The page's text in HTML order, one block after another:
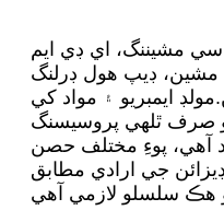
مشيننگ، اي ڊي ايم
مشين، ڊيپ هول ڊرلنگ
ايمبريو ۽ مواد کي
صرف ٿلهي پروسيسنگ
آهي، پوءِ مختلف حصن
جي ارادي مطابق